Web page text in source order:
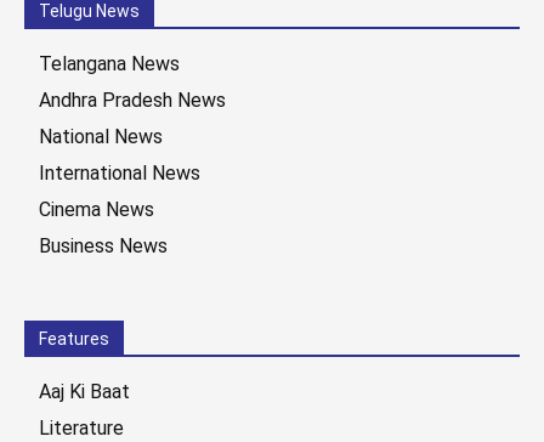
Telugu News
Telangana News
Andhra Pradesh News
National News
International News
Cinema News
Business News
Features
Aaj Ki Baat
Literature